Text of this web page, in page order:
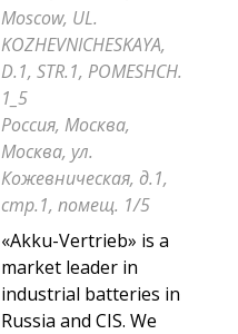
Moscow, UL.
KOZHEVNICHESKAYA,
D.1, STR.1, POMESHCH.
1_5
Россия, Москва,
Москва, ул.
Кожевническая, д.1,
стр.1, помещ. 1/5
«Akku-Vertrieb» is a
market leader in
industrial batteries in
Russia and CIS. We